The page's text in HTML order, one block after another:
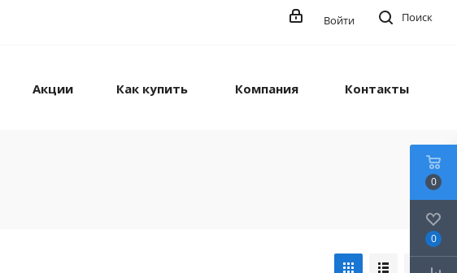
Поиск
Войти
Акции Как купить Компания Контакты
0
0